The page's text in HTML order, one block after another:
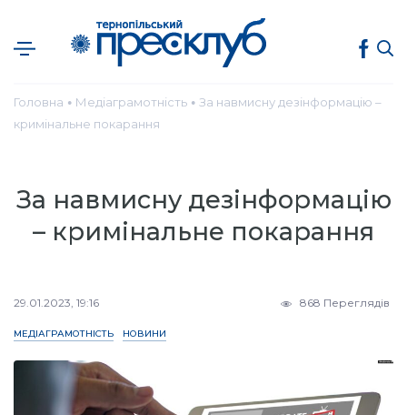
Головна ● Медіаграмотність ● За навмисну дезінформацію –
кримінальне покарання
За навмисну дезінформацію
– кримінальне покарання
29.01.2023, 19:16 868 Переглядів
МЕДІАГРАМОТНІСТЬ НОВИНИ